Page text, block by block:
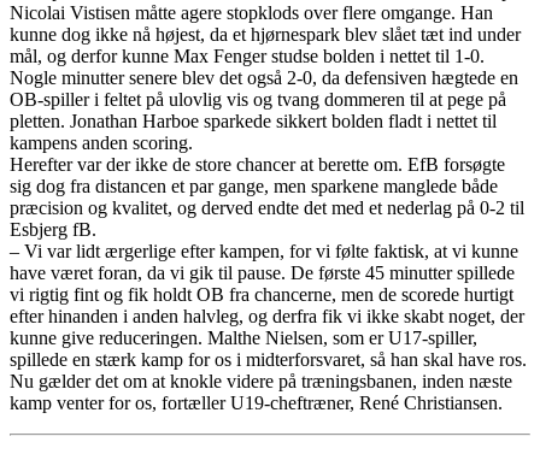
Nicolai Vistisen måtte agere stopklods over flere omgange. Han
kunne dog ikke nå højest, da et hjørnespark blev slået tæt ind under
mål, og derfor kunne Max Fenger studse bolden i nettet til 1-0.
Nogle minutter senere blev det også 2-0, da defensiven hægtede en
OB-spiller i feltet på ulovlig vis og tvang dommeren til at pege på
pletten. Jonathan Harboe sparkede sikkert bolden fladt i nettet til
kampens anden scoring.
Herefter var der ikke de store chancer at berette om. EfB forsøgte
sig dog fra distancen et par gange, men sparkene manglede både
præcision og kvalitet, og derved endte det med et nederlag på 0-2 til
Esbjerg fB.
– Vi var lidt ærgerlige efter kampen, for vi følte faktisk, at vi kunne
have været foran, da vi gik til pause. De første 45 minutter spillede
vi rigtig fint og fik holdt OB fra chancerne, men de scorede hurtigt
efter hinanden i anden halvleg, og derfra fik vi ikke skabt noget, der
kunne give reduceringen. Malthe Nielsen, som er U17-spiller,
spillede en stærk kamp for os i midterforsvaret, så han skal have ros.
Nu gælder det om at knokle videre på træningsbanen, inden næste
kamp venter for os, fortæller U19-cheftræner, René Christiansen.